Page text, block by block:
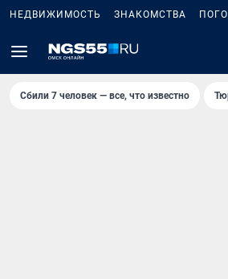
НЕДВИЖИМОСТЬ ЗНАКОМСТВА
Сбили 7 человек — все, что известно